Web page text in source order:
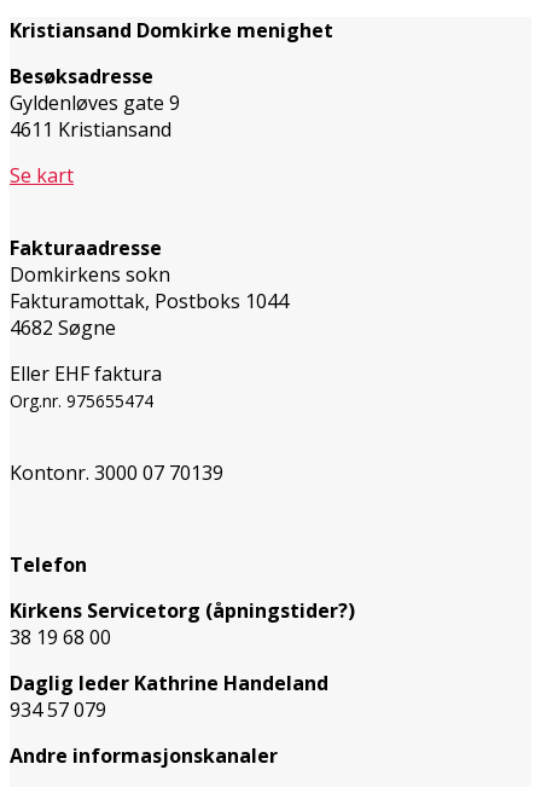
Kristiansand Domkirke menighet
Besøksadresse
Gyldenløves gate 9
4611 Kristiansand
Se kart
Fakturaadresse
Domkirkens sokn
Fakturamottak, Postboks 1044
4682 Søgne
Eller EHF faktura
Org.nr. 975655474
Kontonr. 3000 07 70139
Telefon
Kirkens Servicetorg (åpningstider?)
38 19 68 00
Daglig leder Kathrine Handeland
934 57 079
Andre informasjonskanaler